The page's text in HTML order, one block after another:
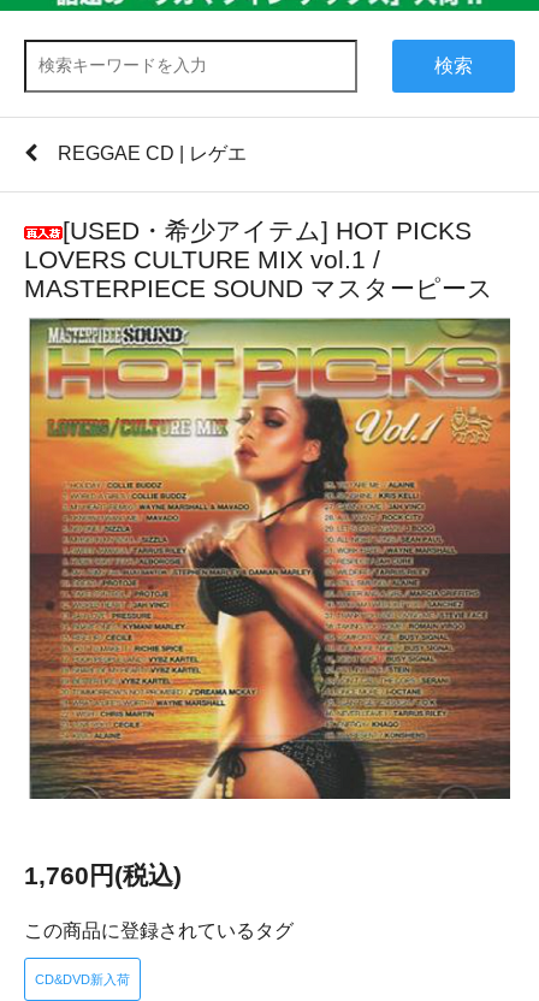
検索
REGGAE CD | レゲエ
[USED・希少アイテム] HOT PICKS
LOVERS CULTURE MIX vol.1 /
MASTERPIECE SOUND マスターピース
1,760円(税込)
この商品に登録されているタグ
CD&DVD新入荷